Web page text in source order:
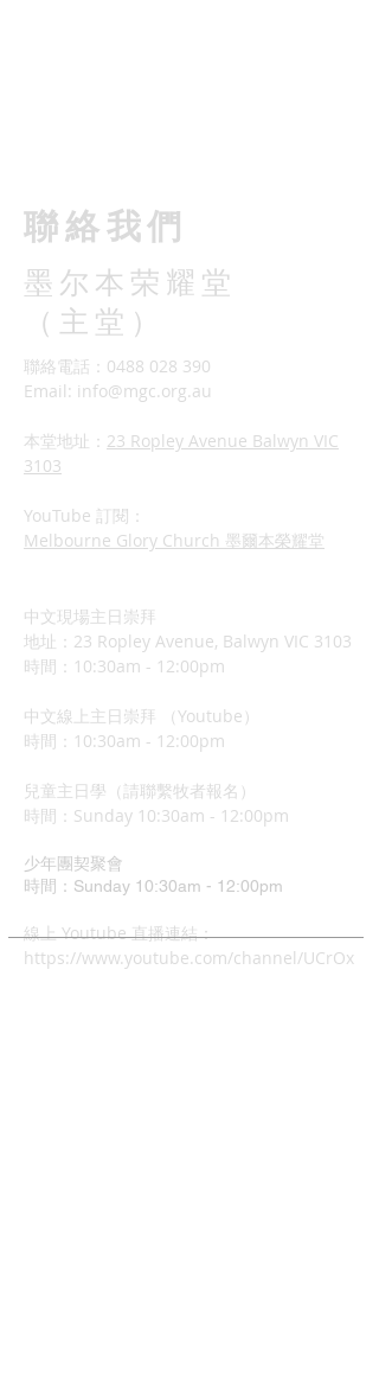
​聯絡我們
墨尔本荣耀堂
（主堂）
聯絡電話：0488 028 390
Email: info@mgc.org.au
本堂地址： 23 Ropley Avenue Balwyn VIC
3103
YouTube 訂閱：
Melbourne Glory Church 墨爾本榮耀堂
中文現場主日崇拜
地址：23 Ropley Avenue, Balwyn VIC 3103
時間：10:30am - 12:00pm
中文線上主日崇拜 （Youtube）
時間：10:30am - 12:00pm
兒童主日學（請聯繫牧者報名）
​時間：Sunday 10:30am - 12:00pm
少年團契聚會
時間：Sunday 10:30am - 12:00pm
​線上 Youtube 直播連結：
https://www.youtube.com/channel/UCrOx